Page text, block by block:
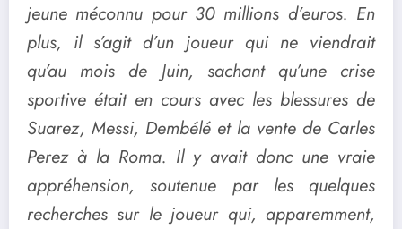
jeune méconnu pour 30 millions d’euros. En
plus, il s’agit d’un joueur qui ne viendrait
qu’au mois de Juin, sachant qu’une crise
sportive était en cours avec les blessures de
Suarez, Messi, Dembélé et la vente de Carles
Perez à la Roma. Il y avait donc une vraie
appréhension, soutenue par les quelques
recherches sur le joueur qui, apparemment,